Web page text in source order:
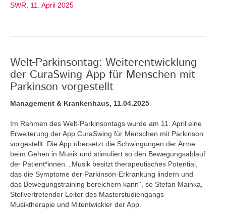
SWR, 11. April 2025
Welt-Parkinsontag: Weiterentwicklung
der CuraSwing App für Menschen mit
Parkinson vorgestellt
Management & Krankenhaus, 11.04.2025
Im Rahmen des Welt-Parkinsontags wurde am 11. April eine
Erweiterung der App CuraSwing für Menschen mit Parkinson
vorgestellt. Die App übersetzt die Schwingungen der Arme
beim Gehen in Musik und stimuliert so den Bewegungsablauf
der Patient*innen. „Musik besitzt therapeutisches Potential,
das die Symptome der Parkinson-Erkrankung lindern und
das Bewegungstraining bereichern kann“, so Stefan Mainka,
Stellvertretender Leiter des Masterstudiengangs
Musiktherapie und Mitentwickler der App.